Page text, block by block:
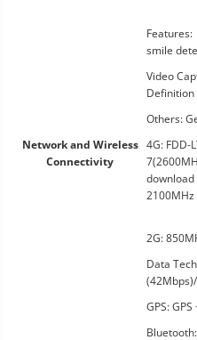
smile
Video
Definition
Others:
Network and Wireless
Connectivity
4G: FDD-
download
2100MHz
2G:
Data
GPS: